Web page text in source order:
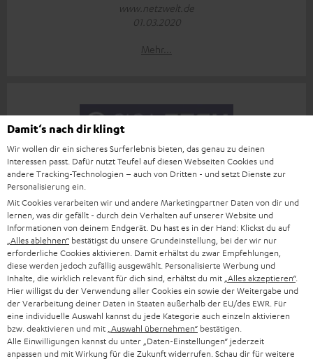
www.netzwelt.de
01.03.2020
Mehr...
„… für einen besonderen Hörspaß.“
25.02.2020
Mehr...
„… ein cooler mobiler Lautsprecher …“
Damit‘s nach dir klingt
Wir wollen dir ein sicheres Surferlebnis bieten, das genau zu deinen
Interessen passt. Dafür nutzt Teufel auf diesen Webseiten Cookies und
andere Tracking-Technologien – auch von Dritten - und setzt Dienste zur
Personalisierung ein.
Mit Cookies verarbeiten wir und andere Marketingpartner Daten von dir und
lernen, was dir gefällt - durch dein Verhalten auf unserer Website und
Informationen von deinem Endgerät. Du hast es in der Hand: Klickst du auf
„Alles ablehnen“ bestätigst du unsere Grundeinstellung, bei der wir nur
erforderliche Cookies aktivieren. Damit erhältst du zwar Empfehlungen,
diese werden jedoch zufällig ausgewählt. Personalisierte Werbung und
Inhalte, die wirklich relevant für dich sind, erhältst du mit „Alles akzeptieren“.
Hier willigst du der Verwendung aller Cookies ein sowie der Weitergabe und
der Verarbeitung deiner Daten in Staaten außerhalb der EU/des EWR. Für
eine individuelle Auswahl kannst du jede Kategorie auch einzeln aktivieren
bzw. deaktivieren und mit „Auswahl übernehmen“ bestätigen.
Alle Einwilligungen kannst du unter „Daten-Einstellungen“ jederzeit
anpassen und mit Wirkung für die Zukunft widerrufen. Schau dir für weitere